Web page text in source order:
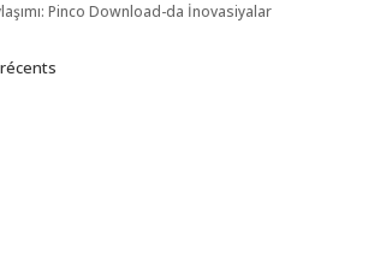
Pinco Download-da İnovasiyalar